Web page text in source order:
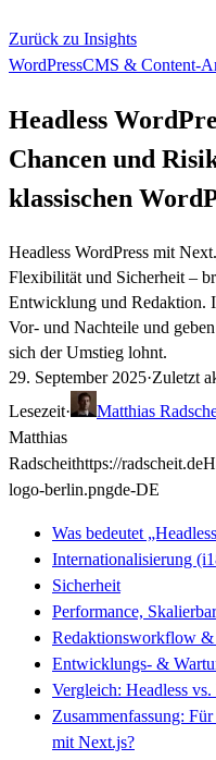
Zurück zu Insights
WordPressCMS & Content-
Headless
Chancen und
klassischen
Headless WordPress mit
Flexibilität und Sicherheit –
Entwicklung und Redaktion.
Vor- und Nachteile und
sich der Umstieg lohnt.
29. September 2025·Zuletzt
Lesezeit·
Matthias
Matthias
Radscheithttps://radscheit.de
logo-berlin.pngde-DE
Was bedeutet
Internationalisierung
Sicherheit
Performance,
Redaktionsworkflow
Entwicklungs- &
Vergleich: Headless
Zusammenfassung:
mit Next.js?